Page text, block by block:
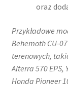
oraz
Przykładowe
Behemoth CU-
terenowych,
Alterra 570 EPS​,
Honda Pioneer